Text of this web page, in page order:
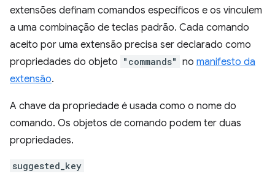
extensões definam comandos específicos e os vinculem
a uma combinação de teclas padrão. Cada comando
aceito por uma extensão precisa ser declarado como
propriedades do objeto "commands" no manifesto da
extensão.
A chave da propriedade é usada como o nome do
comando. Os objetos de comando podem ter duas
propriedades.
suggested_key